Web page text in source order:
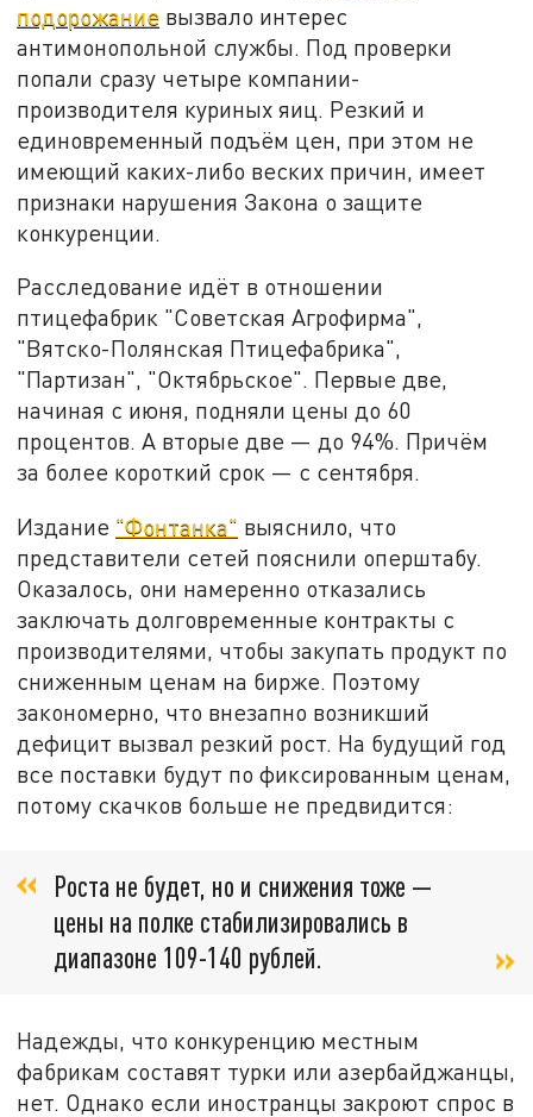
подорожание вызвало интерес
антимонопольной службы. Под проверки
попали сразу четыре компании-
производителя куриных яиц. Резкий и
единовременный подъём цен, при этом не
имеющий каких-либо веских причин, имеет
признаки нарушения Закона о защите
конкуренции.
Расследование идёт в отношении
птицефабрик "Советская Агрофирма",
"Вятско-Полянская Птицефабрика",
"Партизан", "Октябрьское". Первые две,
начиная с июня, подняли цены до 60
процентов. А вторые две — до 94%. Причём
за более короткий срок — с сентября.
Издание "Фонтанка" выяснило, что
представители сетей пояснили оперштабу.
Оказалось, они намеренно отказались
заключать долговременные контракты с
производителями, чтобы закупать продукт по
сниженным ценам на бирже. Поэтому
закономерно, что внезапно возникший
дефицит вызвал резкий рост. На будущий год
все поставки будут по фиксированным ценам,
потому скачков больше не предвидится:
Роста не будет, но и снижения тоже —
цены на полке стабилизировались в
диапазоне 109-140 рублей.
Надежды, что конкуренцию местным
фабрикам составят турки или азербайджанцы,
нет. Однако если иностранцы закроют спрос в